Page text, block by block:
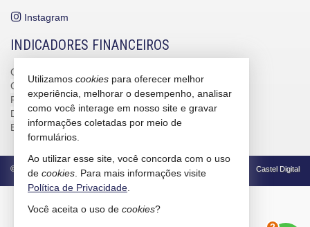
Instagram
INDICADORES FINANCEIROS
CUB /
CUB /SCvariação
0,95%
Poupança
0,6738%
Dólar Comercial
R$ 5,09
Euro
R$ 5,88
© 2026 CRECI/SC 4586-J Política de Privacidade Castel Digital
Utilizamos cookies para oferecer melhor
experiência, melhorar o desempenho, analisar
como você interage em nosso site e gravar
informações coletadas por meio de
formulários.
Ao utilizar esse site, você concorda com o uso
de cookies . Para mais informações visite
Política de Privacidade
Você aceita o uso de cookies?